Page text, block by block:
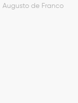
Augusto de Franco